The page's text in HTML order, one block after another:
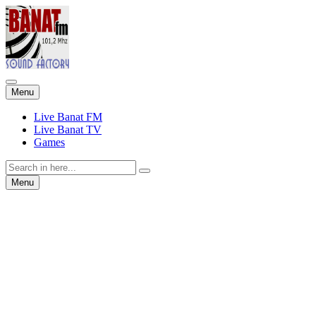
Menu Skip
to
content
Live Banat FM
Live Banat TV
Games
Search
for:Menu Skip
to